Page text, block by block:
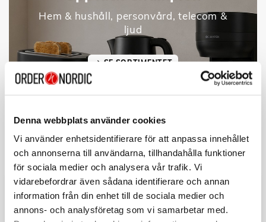
Denna webbplats använder cookies
Vi använder enhetsidentifierare för att anpassa innehållet
och annonserna till användarna, tillhandahålla funktioner
för sociala medier och analysera vår trafik. Vi
vidarebefordrar även sådana identifierare och annan
information från din enhet till de sociala medier och
annons- och analysföretag som vi samarbetar med.
Hem & hushåll, personvård, telecom &
ljud
SE SORTIMENTET